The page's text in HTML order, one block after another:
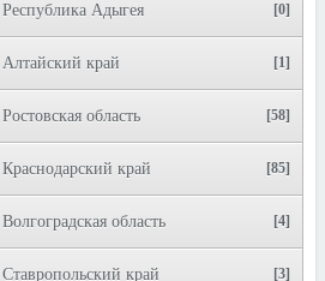
Республика Адыгея [0]
Алтайский край [1]
Ростовская область [58]
Краснодарский край [85]
Волгоградская область [4]
Ставропольский край [3]